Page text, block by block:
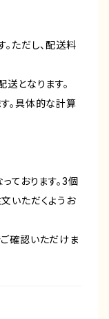
ただし、配送料
となります。
。具体的な計算
ております。3個
いただくようお
確認いただけま